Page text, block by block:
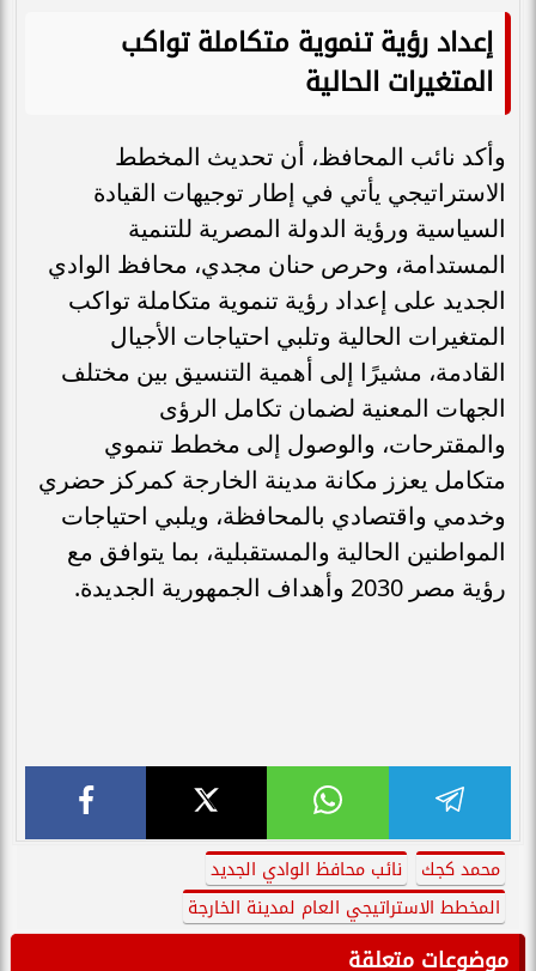
إعداد رؤية تنموية متكاملة تواكب
المتغيرات الحالية
وأكد نائب المحافظ، أن تحديث المخطط
الاستراتيجي يأتي في إطار توجيهات القيادة
السياسية ورؤية الدولة المصرية للتنمية
المستدامة، وحرص حنان مجدي، محافظ الوادي
الجديد على إعداد رؤية تنموية متكاملة تواكب
المتغيرات الحالية وتلبي احتياجات الأجيال
القادمة، مشيرًا إلى أهمية التنسيق بين مختلف
الجهات المعنية لضمان تكامل الرؤى
والمقترحات، والوصول إلى مخطط تنموي
متكامل يعزز مكانة مدينة الخارجة كمركز حضري
وخدمي واقتصادي بالمحافظة، ويلبي احتياجات
المواطنين الحالية والمستقبلية، بما يتوافق مع
رؤية مصر 2030 وأهداف الجمهورية الجديدة.
محمد كجك
نائب محافظ الوادي الجديد
المخطط الاستراتيجي العام لمدينة الخارجة
موضوعات متعلقة